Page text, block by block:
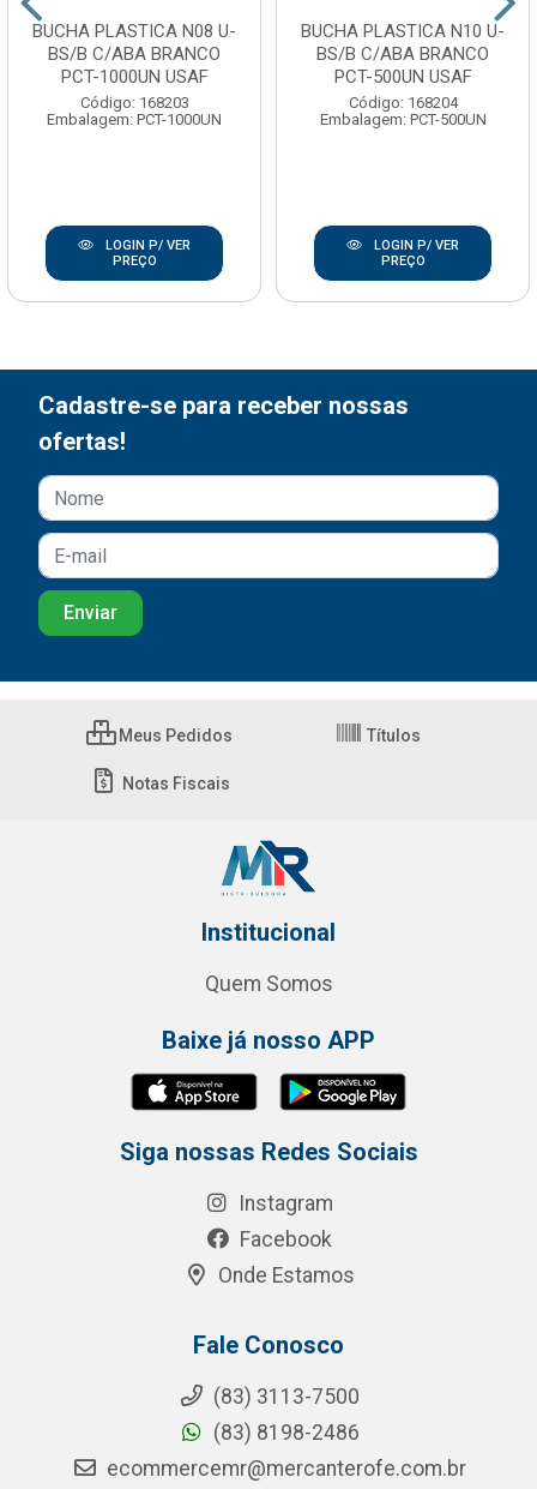
BUCHA PLASTICA N08 U-
BS/B C/ABA BRANCO
PCT-1000UN USAF
Código: 168203
Embalagem: PCT-1000UN
LOGIN P/ VER
PREÇO
BUCHA PLASTICA N10 U-
BS/B C/ABA BRANCO
PCT-500UN USAF
Código: 168204
Embalagem: PCT-500UN
LOGIN P/ VER
PREÇO
Cadastre-se para receber nossas
ofertas!
Meus Pedidos Títulos
Notas Fiscais
Institucional
Quem Somos
Baixe já nosso APP
Siga nossas Redes Sociais
Instagram
Facebook
Onde Estamos
Fale Conosco
(83) 3113-7500
(83) 8198-2486
ecommercemr@mercanterofe.com.br